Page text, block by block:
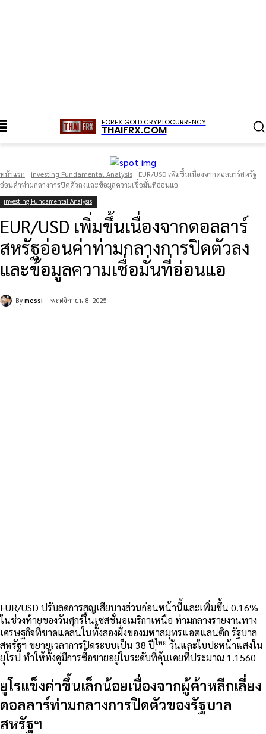
FOREX GOLD CRYPTOCURRENCY
THAIFRX.COM
หน้าแรก investing Fundamental Analysis
EUR/USD เพิ่มขึ้นเนื่องจากดอลลาร์สหรัฐ
อ่อนค่าท่ามกลางการปิดตัวลงและข้อมูลความเชื่อมั่นที่อ่อนแอ
investing Fundamental Analysis
EUR/USD เพิ่มขึ้นเนื่องจากดอลลาร์
สหรัฐอ่อนค่าท่ามกลางการปิดตัวลง
และข้อมูลความเชื่อมั่นที่อ่อนแอ
By messi พฤศจิกายน 8, 2025
EUR/USD ปรับลดการสูญเสียบางส่วนก่อนหน้านี้และเพิ่มขึ้น 0.16%
ในช่วงท้ายของวันศุกร์ในเซสชั่นอเมริกาเหนือ ท่ามกลางรายงานทาง
เศรษฐกิจที่ขาดแคลนในทั้งสองฝั่งของมหาสมุทรแอตแลนติก รัฐบาล
สหรัฐฯ ขยายเวลาการปิดระบบเป็น 38 ปีไทย วันและใบปะหน้าแสงใน
ยุโรป ทำให้ทั้งคู่มีการซื้อขายอยู่ในระดับที่คุ้นเคยที่ประมาณ 1.1560
ยูโรแข็งค่าขึ้นเล็กน้อยเนื่องจากผู้ค้าหลีกเลี่ยง
ดอลลาร์ท่ามกลางการปิดตัวของรัฐบาล
สหรัฐฯ